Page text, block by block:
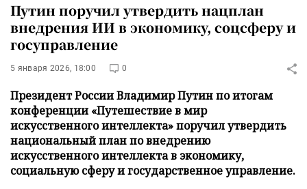
Путин поручил утвердить нацплан
внедрения ИИ в экономику, соцсферу и
госуправление
5 января 2026, 18:00 0
Президент России Владимир Путин по итогам
конференции «Путешествие в мир
искусственного интеллекта» поручил утвердить
национальный план по внедрению
искусственного интеллекта в экономику,
социальную сферу и государственное управление.